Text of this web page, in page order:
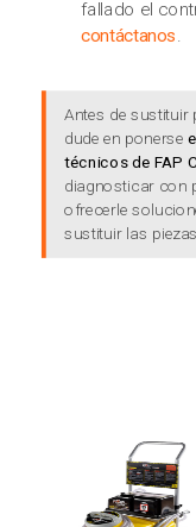
fallado el
contáctanos.
Antes de sustituir
dude en ponerse
técnicos de FAP
diagnosticar con
ofrecerle
sustituir las